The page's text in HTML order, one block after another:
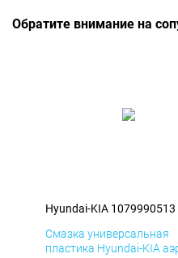
Обратите внимание на
Hyundai-KIA 1079990513
Смазка универсальная
пластика Hyundai-KIA